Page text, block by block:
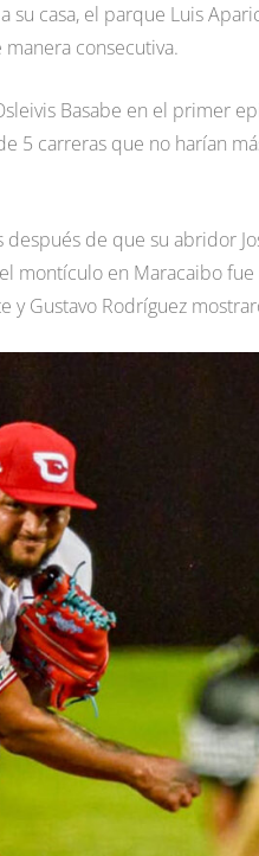
casa, el parque Luis
consecutiva.
Basabe en el primer
5 carreras que no harían
de que su abridor
en Maracaibo
Gustavo Rodríguez